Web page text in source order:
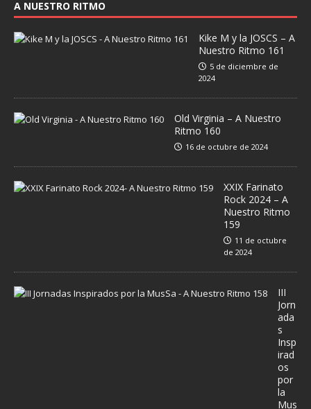
A NUESTRO RITMO
Kike M y la JOSCS – A
Nuestro Ritmo 161
5 de diciembre de
2024
Old Virginia – A Nuestro
Ritmo 160
16 de octubre de 2024
XXIX Farinato
Rock 2024 – A
Nuestro Ritmo
159
11 de octubre
de 2024
III
Jorn
ada
s
Insp
irad
os
por
la
Mus